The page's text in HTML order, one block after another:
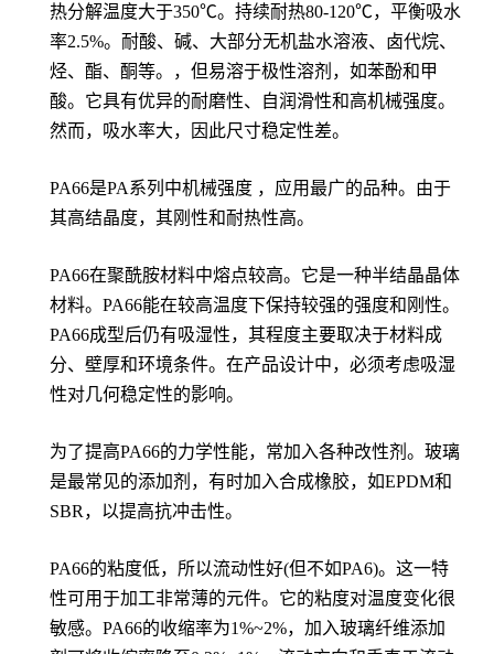
热分解温度大于350℃。持续耐热80-120℃，平衡吸水
率2.5%。耐酸、碱、大部分无机盐水溶液、卤代烷、
烃、酯、酮等。，但易溶于极性溶剂，如苯酚和甲
酸。它具有优异的耐磨性、自润滑性和高机械强度。
然而，吸水率大，因此尺寸稳定性差。
PA66是PA系列中机械强度 ，应用最广的品种。由于
其高结晶度，其刚性和耐热性高。
PA66在聚酰胺材料中熔点较高。它是一种半结晶晶体
材料。PA66能在较高温度下保持较强的强度和刚性。
PA66成型后仍有吸湿性，其程度主要取决于材料成
分、壁厚和环境条件。在产品设计中，必须考虑吸湿
性对几何稳定性的影响。
为了提高PA66的力学性能，常加入各种改性剂。玻璃
是最常见的添加剂，有时加入合成橡胶，如EPDM和
SBR，以提高抗冲击性。
PA66的粘度低，所以流动性好(但不如PA6)。这一特
性可用于加工非常薄的元件。它的粘度对温度变化很
敏感。PA66的收缩率为1%~2%，加入玻璃纤维添加